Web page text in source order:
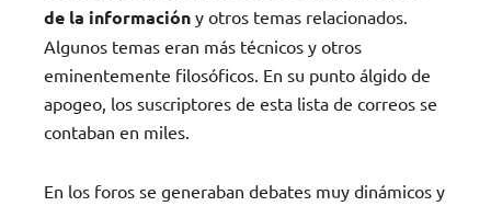
de la información y otros temas relacionados.
Algunos temas eran más técnicos y otros
eminentemente filosóficos. En su punto álgido de
apogeo, los suscriptores de esta lista de correos se
contaban en miles.
En los foros se generaban debates muy dinámicos y